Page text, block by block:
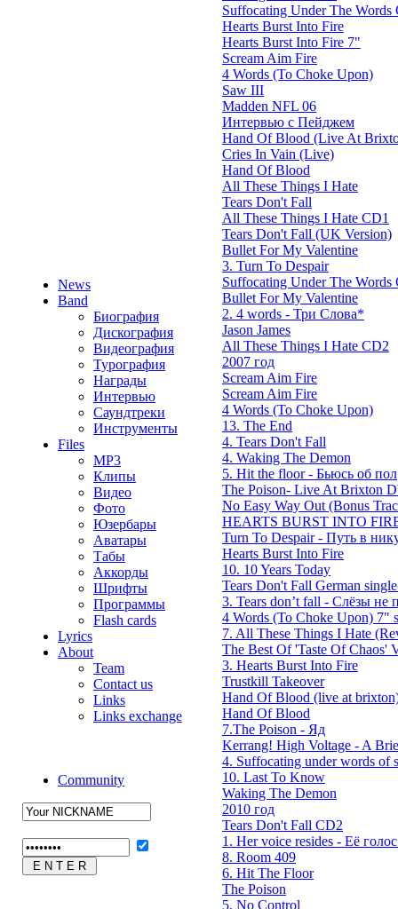
News
Band
Биография
Дискография
Видеография
Турография
Награды
Интервью
Саундтреки
Инструменты
Files
MP3
Клипы
Видео
Фото
Юзербары
Аватары
Табы
Аккорды
Шрифты
Программы
Flash cards
Lyrics
About
Team
Contact us
Links
Links exchange
Community
Suffocating Under The Words
Hearts Burst Into Fire
Hearts Burst Into Fire 7"
Scream Aim Fire
4 Words (To Choke Upon)
Saw III
Madden NFL 06
Интервью с Пейджем
Hand Of Blood (Live At
Cries In Vain (Live)
Hand Of Blood
All These Things I Hate
Tears Don't Fall
All These Things I Hate CD1
Tears Don't Fall (UK Version)
Bullet For My Valentine
3. Turn To Despair
Suffocating Under The Words
Bullet For My Valentine
2. 4 words - Три Слова*
Jason James
All These Things I Hate CD2
2007 год
Scream Aim Fire
Scream Aim Fire
4 Words (To Choke Upon)
13. The End
4. Tears Don't Fall
4. Waking The Demon
5. Hit the floor - Бьюсь об пол
The Poison- Live At Brixton
No Easy Way Out (Bonus
HEARTS BURST INTO
Turn To Despair - Путь в
Hearts Burst Into Fire
10. 10 Years Today
Tears Don't Fall German
3. Tears don’t fall - Слёзы не
4 Words (To Choke Upon) 7"
7. All These Things I Hate
The Best Of 'Taste Of Chaos'
3. Hearts Burst Into Fire
Trustkill Takeover
Hand Of Blood (live at
Hand Of Blood
7.The Poison - Яд
Kerrang! High Voltage - A
4. Suffocating under words of
10. Last To Know
Waking The Demon
2010 год
Tears Don't Fall CD2
1. Her voice resides - Её
8. Room 409
6. Hit The Floor
The Poison
5. No Control